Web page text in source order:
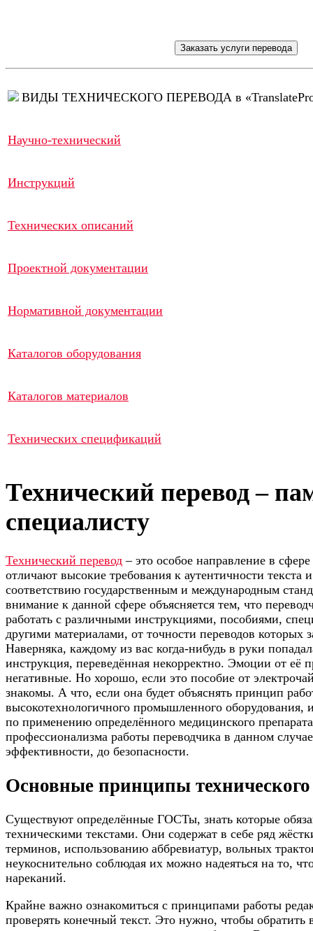
ВИДЫ ТЕХНИЧЕСКОГО ПЕРЕВОДА в
Научно-технический
Инструкций
Технических описаний
Проектной документации
Нормативной документации
Каталогов оборудования
Каталогов материалов
Технических спецификаций
Технический перевод –
специалисту
Технический перевод – это особое направление в
отличают высокие требования к аутентичности текста
соответствию государственным и международным
внимание к данной сфере объясняется тем, что
работать с различными инструкциями, пособиями,
другими материалами, от точности переводов которых
Наверняка, каждому из вас когда-нибудь в руки
инструкция, переведённая некорректно. Эмоции от её
негативные. Но хорошо, если это пособие от
знакомы. А что, если она будет объяснять принцип
высокотехнологичного промышленного оборудования,
по применению определённого медицинского
профессионализма работы переводчика в данном
эффективности, до безопасности.
Основные принципы технического
Существуют определённые ГОСТы, знать которые
техническими текстами. Они содержат в себе ряд
терминов, использованию аббревиатур, вольных
неукоснительно соблюдая их можно надеяться на то,
нареканий.
Крайне важно ознакомиться с принципами работы
проверять конечный текст. Это нужно, чтобы